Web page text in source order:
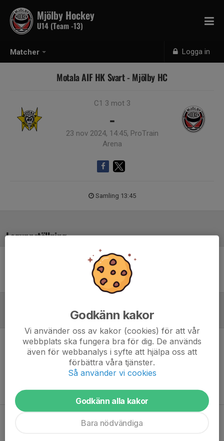
Matcher Logga in
Mjölby Hockey
U14 (Team -13)
Motala AIF HK Svart - Mjölby HC
C1 3 mot 3
-
23 nov 2024, 14:45, ProTrain
Arena
Samling 13:45
Laguppställning
Ingen uppställning ifylld
Inget referat skrivet
Godkänn kakor
Vi använder oss av kakor (cookies) för att vår
webbplats ska fungera bra för dig. De används
även för webbanalys i syfte att hjälpa oss att
förbättra våra tjänster.
Så använder vi cookies
Godkänn alla kakor
Bara nödvändiga